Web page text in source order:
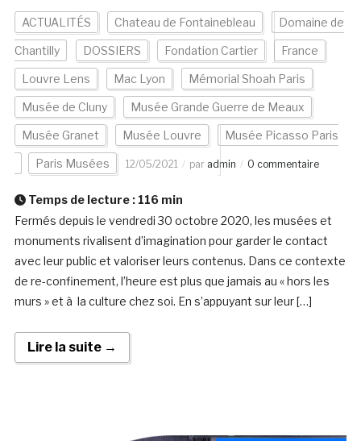
ACTUALITÉS Chateau de Fontainebleau Domaine de
Chantilly DOSSIERS Fondation Cartier France
Louvre Lens Mac Lyon Mémorial Shoah Paris
Musée de Cluny Musée Grande Guerre de Meaux
Musée Granet Musée Louvre Musée Picasso Paris
Paris Musées 12/05/2021 par admin 0 commentaire
Temps de lecture : 116 min
Fermés depuis le vendredi 30 octobre 2020, les musées et
monuments rivalisent d’imagination pour garder le contact
avec leur public et valoriser leurs contenus. Dans ce contexte
de re-confinement, l’heure est plus que jamais au « hors les
murs » et à la culture chez soi. En s’appuyant sur leur […]
Lire la suite →